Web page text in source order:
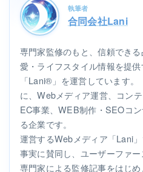
執筆者
合同会社Lani
専門家監修のもと、信頼でき
愛・ライフスタイル情報を提
「Lani®」を運営しています
に、Webメディア運営、コン
EC事業、WEB制作・SEOコ
る企業です。
運営するWebメディア「Lani
事実に賛同し、ユーザーファ
専門家による監修記事をはじ